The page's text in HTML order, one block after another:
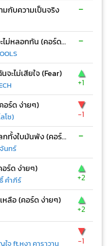
มกับความเป็นจริง -
ไหนว่าจะไม่หลอกกัน (คอร์ด ง่ายๆ) -
จะไม่เสียใจ (Fear) ▲
+1
อร์ด ง่ายๆ)
โซ)
▼
-1
ก่อนที่โลกทั้งใบมันพัง (คอร์ด ง่ายๆ)
นทร์
-
อร์ด ง่ายๆ)
คำภีร์
▲
+2
หลือ (คอร์ด ง่ายๆ) ▲
+2
จ ft.หงา คาราวาน
▼
-1